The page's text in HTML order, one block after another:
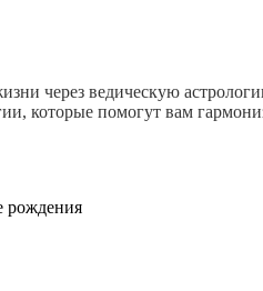
через ведическую
которые помогут вам
рождения